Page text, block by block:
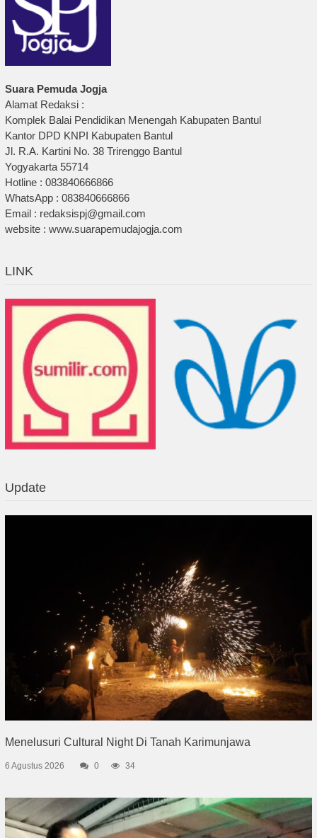
Suara Pemuda Jogja
Alamat Redaksi :
Komplek Balai Pendidikan Menengah Kabupaten Bantul
Kantor DPD KNPI Kabupaten Bantul
Jl. R.A. Kartini No. 38 Trirenggo Bantul
Yogyakarta 55714
Hotline : 083840666866
WhatsApp : 083840666866
Email : redaksispj@gmail.com
website : www.suarapemudajogja.com
LINK
Update
Menelusuri Cultural Night Di Tanah Karimunjawa
6 Agustus 2026 0 34